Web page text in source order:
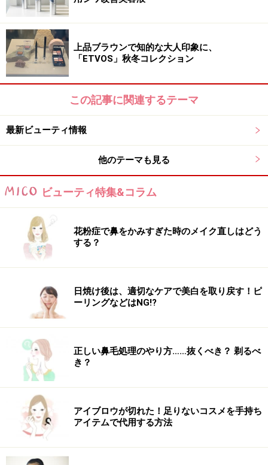
上品ブラウンで知的な大人印象に、
「ETVOS」秋冬コレクション
この記事に関連するテーマ
最新ビューティ情報
他のテーマも見る
ビューティ特集&コラム
花粉症で鼻をかみすぎた時のメイク直しはどう
する？
日焼け後は、適切なケアで美白を取り戻す！ピ
ーリングなどはNG!?
正しい鼻毛処理のやり方……抜くべき？ 剃るべ
き？
アイブロウが切れた！足りないコスメを手持ち
アイテムで代用する方法